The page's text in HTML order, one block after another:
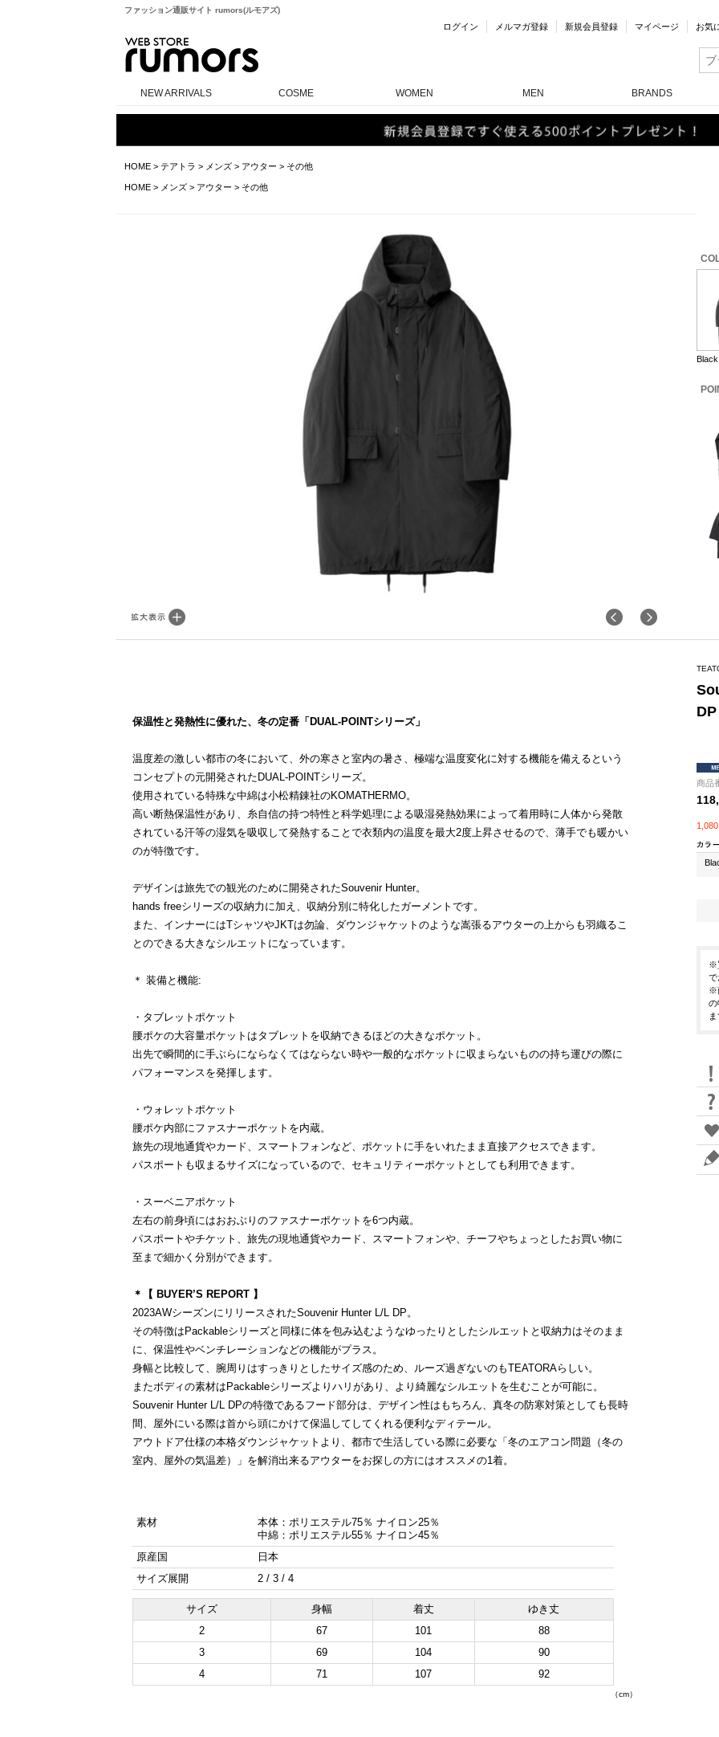
ファッション通販サイト rumors(ルモアズ)
ログイン メルマガ登録 新規会員登録 マイページ お気
NEW ARRIVALS COSME WOMEN MEN BRANDS
HOME> テアトラ > メンズ> アウター > その他
HOME> メンズ> アウター > その他
Black
保温性と発熱性に優れた、冬の定番「DUAL-POINTシリーズ」
温度差の激しい都市の冬において、外の寒さと室内の暑さ、極端な温度変化に対する機能を備えるという
コンセプトの元開発されたDUAL-POINTシリーズ。
使用されている特殊な中綿は小松精錬社のKOMATHERMO。
高い断熱保温性があり、糸自信の持つ特性と科学処理による吸湿発熱効果によって着用時に人体から発散
されている汗等の湿気を吸収して発熱することで衣類内の温度を最大2度上昇させるので、薄手でも暖かい
のが特徴です。
デザインは旅先での観光のために開発されたSouvenir Hunter。
hands freeシリーズの収納力に加え、収納分別に特化したガーメントです。
また、インナーにはTシャツやJKTは勿論、ダウンジャケットのような嵩張るアウターの上からも羽織るこ
とのできる大きなシルエットになっています。
＊ 装備と機能:
・タブレットポケット
腰ポケの大容量ポケットはタブレットを収納できるほどの大きなポケット。
出先で瞬間的に手ぶらにならなくてはならない時や一般的なポケットに収まらないものの持ち運びの際に
パフォーマンスを発揮します。
・ウォレットポケット
腰ポケ内部にファスナーポケットを内蔵。
旅先の現地通貨やカード、スマートフォンなど、ポケットに手をいれたまま直接アクセスできます。
パスポートも収まるサイズになっているので、セキュリティーポケットとしても利用できます。
・スーベニアポケット
左右の前身頃にはおおぶりのファスナーポケットを6つ内蔵。
パスポートやチケット、旅先の現地通貨やカード、スマートフォンや、チーフやちょっとしたお買い物に
至まで細かく分別ができます。
＊【 BUYER’S REPORT 】
2023AWシーズンにリリースされたSouvenir Hunter L/L DP。
その特徴はPackableシリーズと同様に体を包み込むようなゆったりとしたシルエットと収納力はそのまま
に、保温性やベンチレーションなどの機能がプラス。
身幅と比較して、腕周りはすっきりとしたサイズ感のため、ルーズ過ぎないのもTEATORAらしい。
またボディの素材はPackableシリーズよりハリがあり、より綺麗なシルエットを生むことが可能に。
Souvenir Hunter L/L DPの特徴であるフード部分は、デザイン性はもちろん、真冬の防寒対策としても長時
間、屋外にいる際は首から頭にかけて保温してしてくれる便利なディテール。
アウトドア仕様の本格ダウンジャケットより、都市で生活している際に必要な「冬のエアコン問題（冬の
室内、屋外の気温差）」を解消出来るアウターをお探しの方にはオススメの1着。
素材
本体：ポリエステル75％ ナイロン25％
中綿：ポリエステル55％ ナイロン45％
原産国
日本
サイズ展開
2 / 3 / 4
サイズ 身幅 着丈
ゆき丈
2
67 101
88
3
69 104
90
4
71 107 92
（cm）
DP
商品
※
で
※
の
ま